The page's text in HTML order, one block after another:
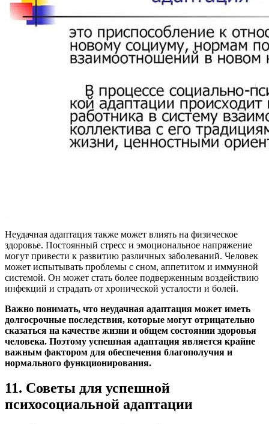
Неудачная адаптация также может влиять на физическое
здоровье. Постоянный стресс и эмоциональное напряжение
могут привести к развитию различных заболеваний. Человек
может испытывать проблемы с сном, аппетитом и иммунной
системой. Он может стать более подверженным воздействию
инфекций и страдать от хронической усталости и болей.
Важно понимать, что неудачная адаптация может иметь
долгосрочные последствия, которые могут отрицательно
сказаться на качестве жизни и общем состоянии здоровья
человека. Поэтому успешная адаптация является крайне
важным фактором для обеспечения благополучия и
нормального функционирования.
11. Советы для успешной
психосоциальной адаптации